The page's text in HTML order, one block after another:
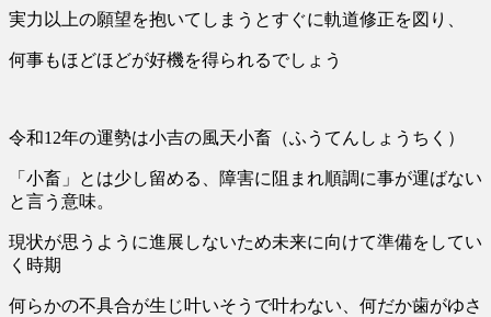
実力以上の願望を抱いてしまうとすぐに軌道修正を図り、
何事もほどほどが好機を得られるでしょう
令和12年の運勢は小吉の風天小畜（ふうてんしょうちく）
「小畜」とは少し留める、障害に阻まれ順調に事が運ばない
と言う意味。
現状が思うように進展しないため未来に向けて準備をしてい
く時期
何らかの不具合が生じ叶いそうで叶わない、何だか歯がゆさ